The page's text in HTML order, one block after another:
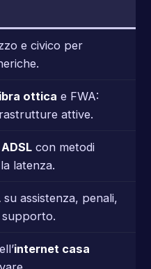
e civico per
ottica e FWA:
attive.
con metodi
latenza.
su assistenza, penali,
supporto.
internet casa